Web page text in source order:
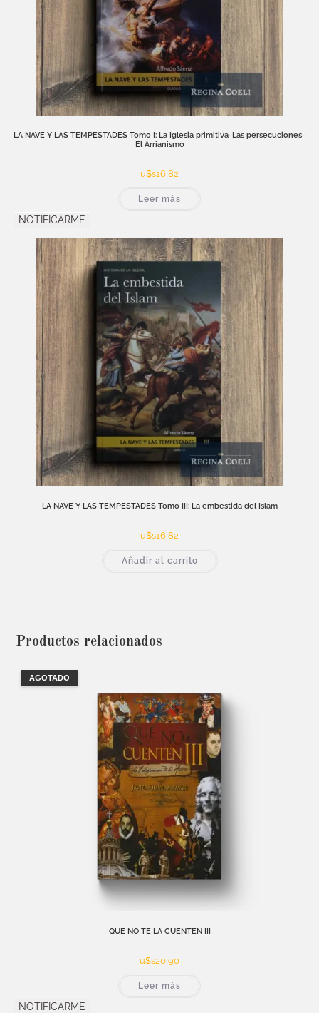
LA NAVE Y LAS TEMPESTADES Tomo I: La Iglesia primitiva-Las persecuciones-
El Arrianismo
u$s16,82
Leer más
NOTIFICARME
LA NAVE Y LAS TEMPESTADES Tomo III: La embestida del Islam
u$s16,82
Añadir al carrito
Productos relacionados
AGOTADO
QUE NO TE LA CUENTEN III
u$s20,90
Leer más
NOTIFICARME